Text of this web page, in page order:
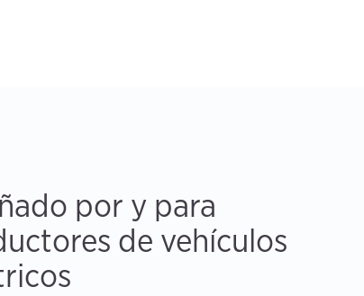
por y para
de vehículos